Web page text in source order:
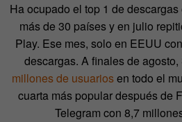
Ha ocupado el top 1 de
más de 30 países y en julio
Play. Ese mes, solo en EEUU
descargas. A finales de
millones de usuariosen todo el
cuarta más popular después de
Telegram con 8,7